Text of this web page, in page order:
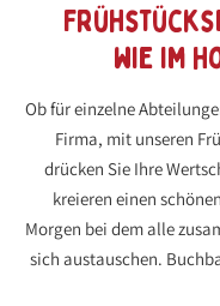
wie im
Ob für einzelne
Firma, mit unseren
drücken Sie Ihre
kreieren einen
Morgen bei dem alle
sich austauschen.